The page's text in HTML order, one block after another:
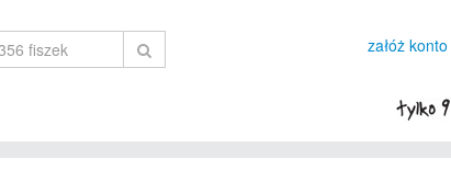
załóż konto